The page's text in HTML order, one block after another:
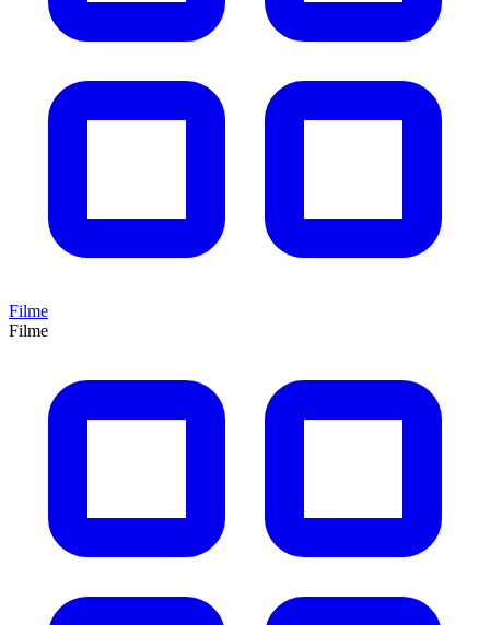
Filme
Filme